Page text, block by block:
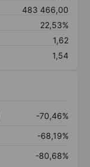
483 466,00
22,53%
1,62
1,54
-70,46%
-68,19%
-80,68%